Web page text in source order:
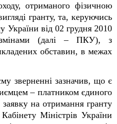
отриманого фізичною
гранту, та, керуючись
України від 02 грудня 2010
(далі – ПКУ), з
обставин, в межах
зверненні зазначив, що є
– платником єдиного
на отримання гранту
Міністрів України